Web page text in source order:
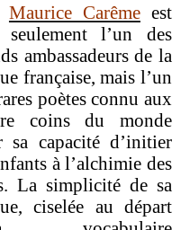
Maurice Carêmeest
l’un des
ambassadeurs de la
française, mais l’un
poètes connu aux
coins du monde
sa capacité d’initier
à l’alchimie des
La simplicité de sa
ciselée au départ